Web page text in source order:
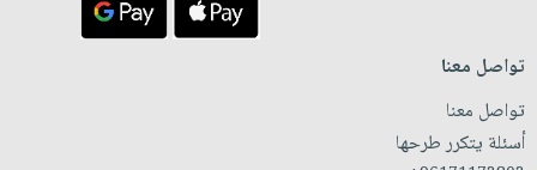
تواصل معنا
تواصل معنا
أسئلة يتكرر طرحها